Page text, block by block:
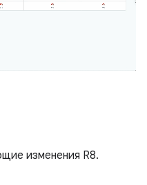
изменения R8.